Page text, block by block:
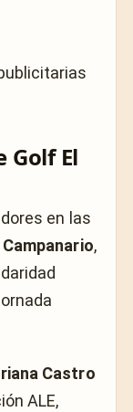
Golf El
en las
,
Castro
ALE,